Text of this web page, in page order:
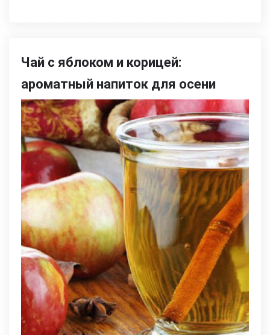
Чай с яблоком и корицей:
ароматный напиток для осени